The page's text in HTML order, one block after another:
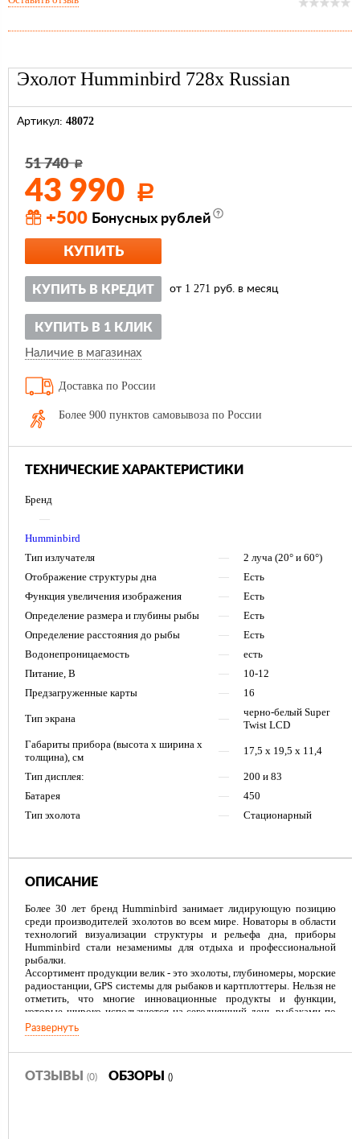
Эхолот Humminbird 728x Russian
Артикул: 48072
51 740 Р
43 990
Р
+500 Бонусных рублей
КУПИТЬ
КУПИТЬ В КРЕДИТ от 1 271 руб. в месяц
КУПИТЬ В 1 КЛИК
Наличие в магазинах
Доставка по России
Более 900 пунктов самовывоза по России
ТЕХНИЧЕСКИЕ ХАРАКТЕРИСТИКИ
Бренд
—
Humminbird
Тип излучателя
—
2 луча (20° и 60°)
Отображение структуры дна
—
Есть
Функция увеличения изображения
—
Есть
Определение размера и глубины рыбы
—
Есть
Определение расстояния до рыбы
—
Есть
Водонепроницаемость
—
есть
Питание, В
—
10-12
Предзагруженные карты
— 16
Тип экрана —
черно-белый Super
Twist LCD
Габариты прибора (высота х ширина х
толщина), см
— 17,5 х 19,5 х 11,4
Тип дисплея: —
200 и 83
Батарея
—
450
Тип эхолота
— Стационарный
ОПИСАНИЕ
Более 30 лет бренд Humminbird занимает лидирующую позицию
среди производителей эхолотов во всем мире. Новаторы в области
технологий визуализации структуры и рельефа дна, приборы
Humminbird стали незаменимы для отдыха и профессиональной
рыбалки.
Ассортимент продукции велик - это эхолоты, глубиномеры, морские
радиостанции, GPS системы для рыбаков и картплоттеры. Нельзя не
отметить, что многие инновационные продукты и функции,
которые широко используются на сегодняшний день рыбаками по
всему миру, были изобретены технологами компании Humminbird.
Мы не останавливаемся на достигнутом результате и продолжаем
внедрять интеллектуальные технологии и самые современные
продукции получали максимальную отдачу от рыбной ловли, будь
Развернуть
ОТЗЫВЫ (0) ОБЗОРЫ ()